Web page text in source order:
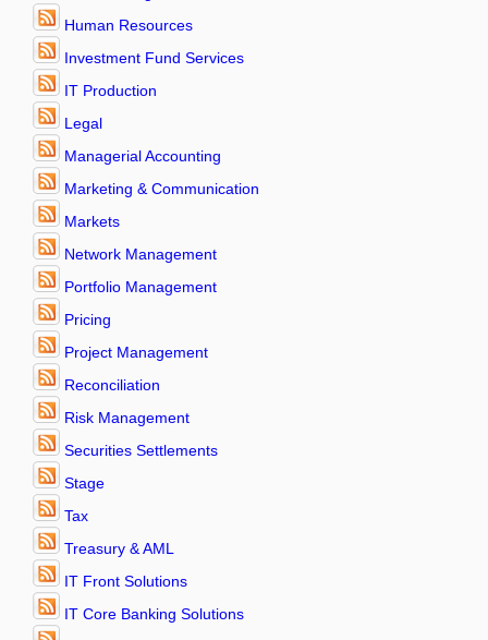
Human Resources
Investment Fund Services
IT Production
Legal
Managerial Accounting
Marketing & Communication
Markets
Network Management
Portfolio Management
Pricing
Project Management
Reconciliation
Risk Management
Securities Settlements
Stage
Tax
Treasury & AML
IT Front Solutions
IT Core Banking Solutions